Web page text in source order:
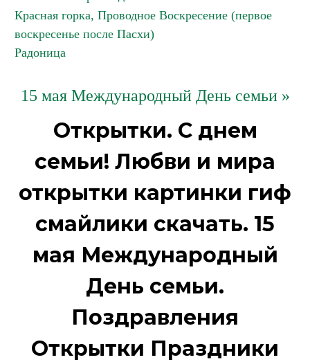
Красная горка, Проводное Воскресение (первое
воскресенье после Пасхи)
Радоница
15 мая Международный День семьи »
Открытки. С днем
семьи! Любви и мира
открытки картинки гиф
смайлики скачать. 15
мая Международный
День семьи.
Поздравления
Открытки Праздники